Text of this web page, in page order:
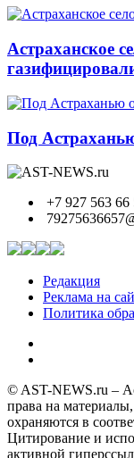
Астраханское
Под
+7 927 563 66
Редакция
Реклама на
Политика
© AST-NEWS.ru –
права на
охраняются в
Цитирование и
активной